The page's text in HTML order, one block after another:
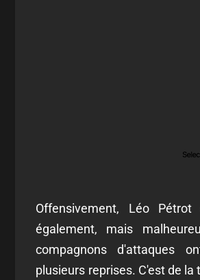
Offensivement, Léo
également, mais
compagnons d'attaques
plusieurs reprises. C'est de la